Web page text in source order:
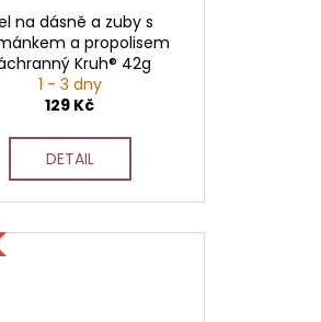
na dásně a zuby s
a propolisem
Kruh® 42g
1 - 3 dny
129 Kč
DETAIL